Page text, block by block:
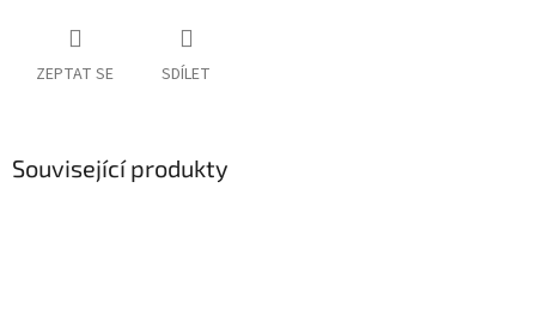
ZEPTAT SE SDÍLET
Související produkty